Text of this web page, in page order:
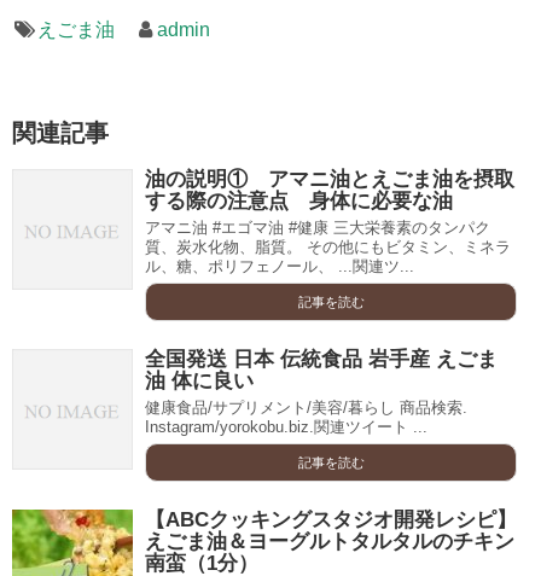
えごま油 admin
関連記事
油の説明① アマニ油とえごま油を摂取
する際の注意点 身体に必要な油
アマニ油 #エゴマ油 #健康 三大栄養素のタンパク
質、炭水化物、脂質。 その他にもビタミン、ミネラ
ル、糖、ポリフェノール、 ...関連ツ...
記事を読む
全国発送 日本 伝統食品 岩手産 えごま
油 体に良い
健康食品/サプリメント/美容/暮らし 商品検索.
Instagram/yorokobu.biz.関連ツイート ...
記事を読む
【ABCクッキングスタジオ開発レシピ】
えごま油＆ヨーグルトタルタルのチキン
南蛮（1分）